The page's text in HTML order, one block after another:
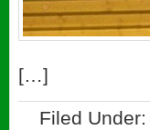
[…]
Filed Under: